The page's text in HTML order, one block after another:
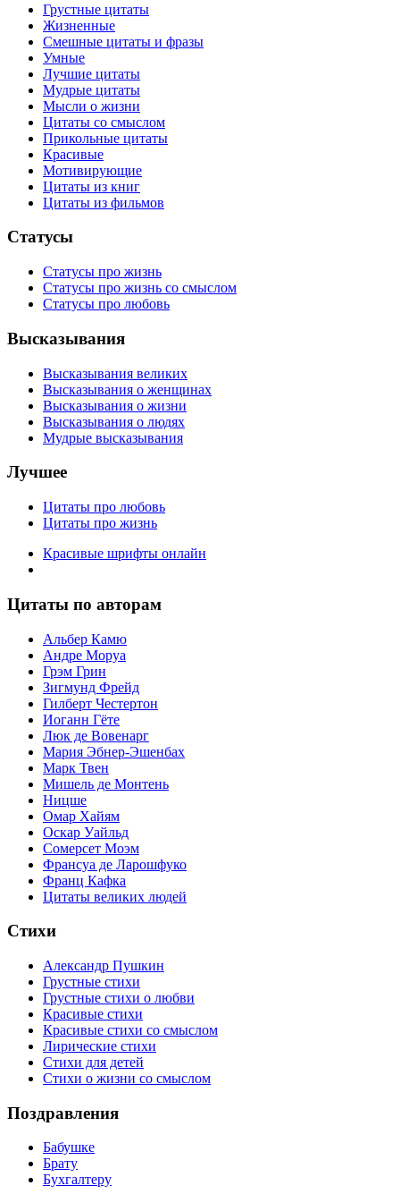
Грустные цитаты
Жизненные
Смешные цитаты и фразы
Умные
Лучшие цитаты
Мудрые цитаты
Мысли о жизни
Цитаты со смыслом
Прикольные цитаты
Красивые
Мотивирующие
Цитаты из книг
Цитаты из фильмов
Статусы
Статусы про жизнь
Статусы про жизнь со смыслом
Статусы про любовь
Высказывания
Высказывания великих
Высказывания о женщинах
Высказывания о жизни
Высказывания о людях
Мудрые высказывания
Лучшее
Цитаты про любовь
Цитаты про жизнь
Красивые шрифты онлайн
Цитаты по авторам
Альбер Камю
Андре Моруа
Грэм Грин
Зигмунд Фрейд
Гилберт Честертон
Иоганн Гёте
Люк де Вовенарг
Мария Эбнер-Эшенбах
Марк Твен
Мишель де Монтень
Ницше
Омар Хайям
Оскар Уайльд
Сомерсет Моэм
Франсуa де Ларошфуко
Франц Кафка
Цитаты великих людей
Стихи
Александр Пушкин
Грустные стихи
Грустные стихи о любви
Красивые стихи
Красивые стихи со смыслом
Лирические стихи
Стихи для детей
Стихи о жизни со смыслом
Поздравления
Бабушке
Брату
Бухгалтеру